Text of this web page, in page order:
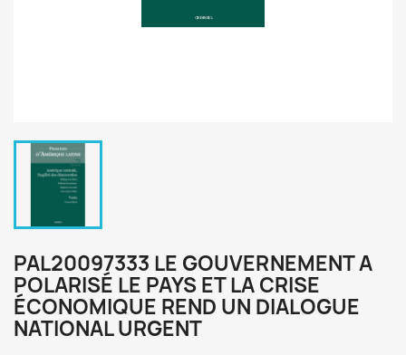
PAL20097333 LE GOUVERNEMENT A
POLARISÉ LE PAYS ET LA CRISE
ÉCONOMIQUE REND UN DIALOGUE
NATIONAL URGENT